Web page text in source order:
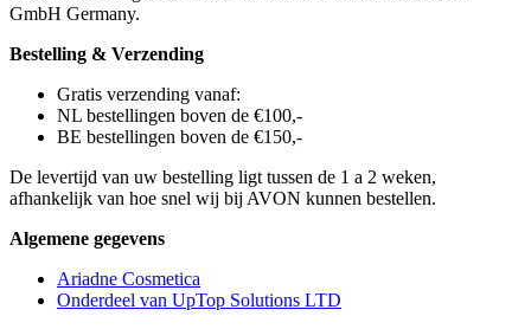
GmbH Germany.
Bestelling & Verzending
Gratis verzending vanaf:
NL bestellingen boven de €100,-
BE bestellingen boven de €150,-
De levertijd van uw bestelling ligt tussen de 1 a 2 weken,
afhankelijk van hoe snel wij bij AVON kunnen bestellen.
Algemene gegevens
Ariadne Cosmetica
Onderdeel van UpTop Solutions LTD